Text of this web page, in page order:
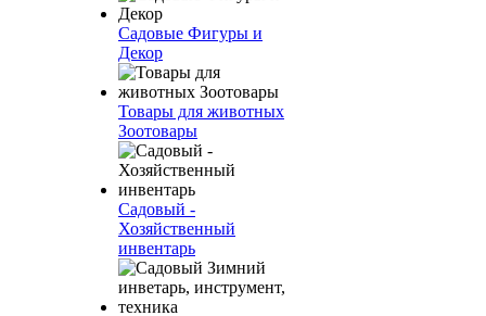
Садовые Фигуры и
Декор
Товары для животных
Зоотовары
Садовый -
Хозяйственный
инвентарь